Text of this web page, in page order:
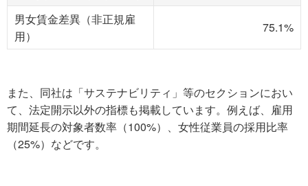
男女賃金差異（非正規雇
用）
75.1%
また、同社は「サステナビリティ」等のセクションにおい
て、法定開示以外の指標も掲載しています。例えば、雇用
期間延長の対象者数率（100%）、女性従業員の採用比率
（25%）などです。